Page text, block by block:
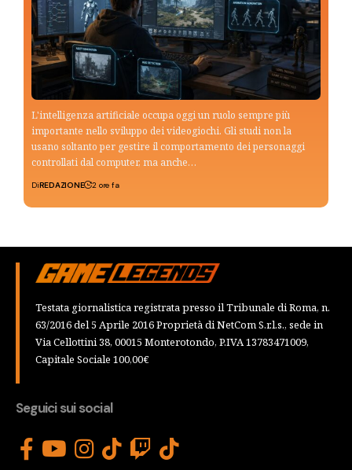
L'intelligenza artificiale occupa oggi un ruolo sempre più
importante nello sviluppo dei videogiochi. Gli studi non la
usano soltanto per gestire il comportamento dei personaggi
controllati dal computer, ma anche…
DiREDAZIONE 2 ore fa
Testata giornalistica registrata presso il Tribunale di Roma, n.
63/2016 del 5 Aprile 2016 Proprietà di NetCom S.r.l.s., sede in
Via Cellottini 38, 00015 Monterotondo, P.IVA 13783471009,
Capitale Sociale 100,00€
Seguici sui social